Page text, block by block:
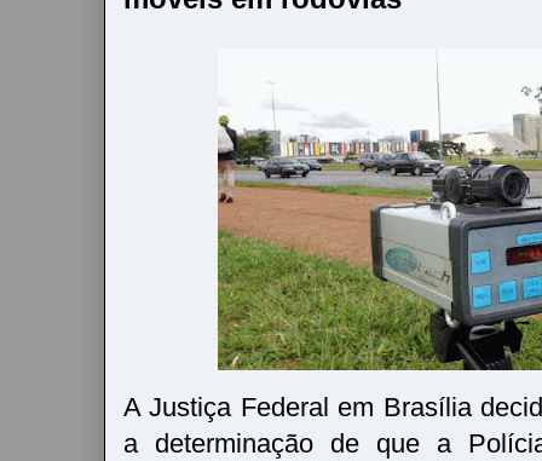
A Justiça Federal em Brasília
a determinação de que a